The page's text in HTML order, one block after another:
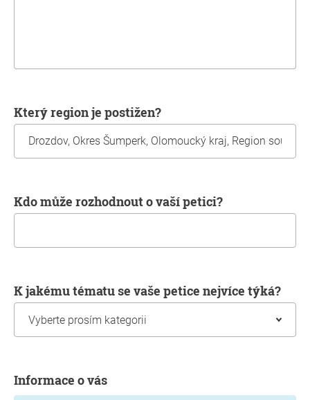
Který region je postižen?
Kdo může rozhodnout o vaší petici?
K jakému tématu se vaše petice nejvíce týká?
Informace o vás